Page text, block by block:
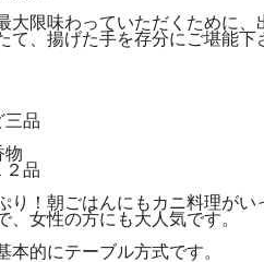
大限味わっていただくために
て、揚げた手を存分にご堪能下
三品
物
２品
り！朝ごはんにもカニ料理がい
、女性の方にも大人気です。
本的にテーブル方式です。